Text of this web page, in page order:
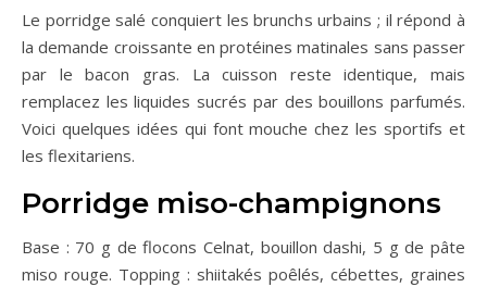
Le porridge salé conquiert les brunchs urbains ; il répond à
la demande croissante en protéines matinales sans passer
par le bacon gras. La cuisson reste identique, mais
remplacez les liquides sucrés par des bouillons parfumés.
Voici quelques idées qui font mouche chez les sportifs et
les flexitariens.
Porridge miso-champignons
Base : 70 g de flocons Celnat, bouillon dashi, 5 g de pâte
miso rouge. Topping : shiitakés poêlés, cébettes, graines